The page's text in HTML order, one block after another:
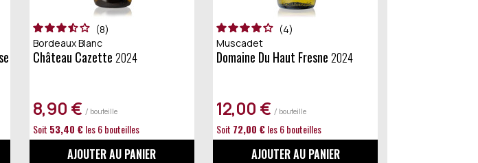
8
Bordeaux Blanc
Château Cazette 2024
8,90 € / bouteille
Soit 53,40 €les 6 bouteilles
AJOUTER AU PANIER
4
Muscadet
Domaine Du Haut Fresne2024
12,00 € / bouteille
Soit 72,00 €les 6 bouteilles
AJOUTER AU PANIER